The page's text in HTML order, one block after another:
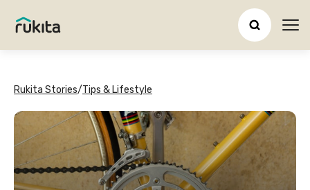
Rukita Stories/Tips & Lifestyle